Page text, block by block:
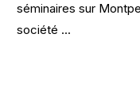
séminaires sur
société ...